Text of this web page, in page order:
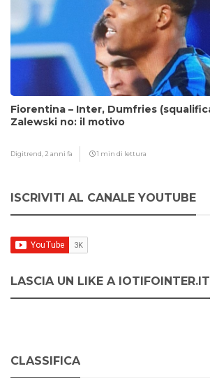
Fiorentina – Inter, Dumfries
Zalewski no: il motivo
Digitrend, 2 anni fa 1 min di lettura
ISCRIVITI AL CANALE YOUTUBE
LASCIA UN LIKE A IOTIFOINTER.IT
CLASSIFICA